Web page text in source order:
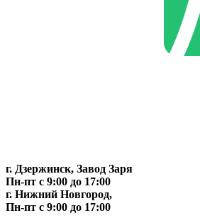
г. Дзержинск, Завод Заря
Пн-пт c 9:00 до 17:00
г. Нижний Новгород,
Пн-пт c 9:00 до 17:00